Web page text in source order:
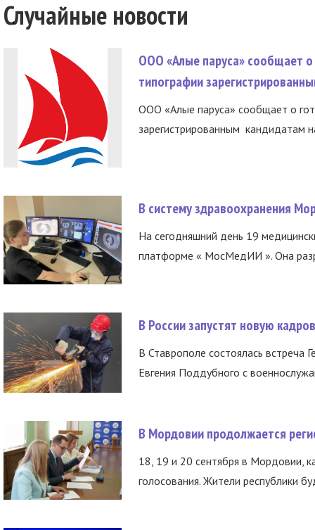
Случайные новости
ООО «Алые паруса» сообщает о
типографии
ООО «Алые паруса» сообщает о
зарегистрированным кандидатам
В систему здравоохранения
На сегодняшний день 19
платформе « МосМедИИ ». Она
В России запустят новую
В Ставрополе состоялась встреча
Евгения Поддубного с
В Мордовии продолжается
18, 19 и 20 сентября в Мордовии,
голосования. Жители республики